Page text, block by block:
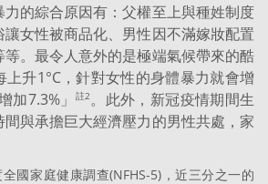
的綜合原因有：父權至上與種姓制度
女性被商品化、男性因不滿嫁妝配置
。最令人意外的是極端氣候帶來的酷
升1°C，針對女性的身體暴力就會增
加7.3%」
註2。此外，新冠疫情期間生
與承擔巨大經濟壓力的男性共處，家
國家庭健康調查(NFHS-5)，近三分之一的